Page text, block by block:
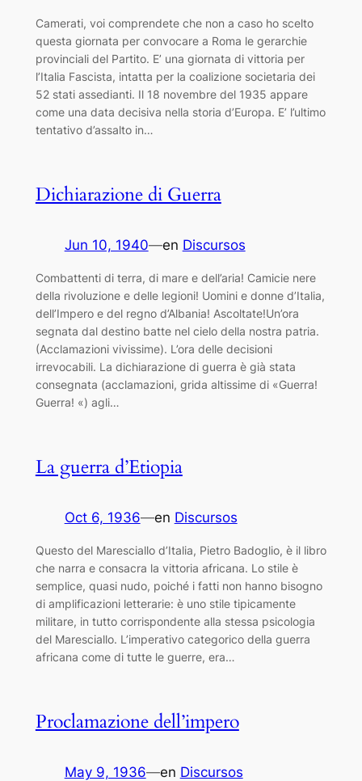
Camerati, voi comprendete che non a caso ho scelto
questa giornata per convocare a Roma le gerarchie
provinciali del Partito. E’ una giornata di vittoria per
l’Italia Fascista, intatta per la coalizione societaria dei
52 stati assedianti. Il 18 novembre del 1935 appare
come una data decisiva nella storia d’Europa. E’ l’ultimo
tentativo d’assalto in…
Dichiarazione di Guerra
Jun 10, 1940—en Discursos
Combattenti di terra, di mare e dell’aria! Camicie nere
della rivoluzione e delle legioni! Uomini e donne d’Italia,
dell’Impero e del regno d’Albania! Ascoltate!Un’ora
segnata dal destino batte nel cielo della nostra patria.
(Acclamazioni vivissime). L’ora delle decisioni
irrevocabili. La dichiarazione di guerra è già stata
consegnata (acclamazioni, grida altissime di «Guerra!
Guerra! «) agli…
La guerra d’Etiopia
Oct 6, 1936—en Discursos
Questo del Maresciallo d’Italia, Pietro Badoglio, è il libro
che narra e consacra la vittoria africana. Lo stile è
semplice, quasi nudo, poiché i fatti non hanno bisogno
di amplificazioni letterarie: è uno stile tipicamente
militare, in tutto corrispondente alla stessa psicologia
del Maresciallo. L’imperativo categorico della guerra
africana come di tutte le guerre, era…
Proclamazione dell’impero
May 9, 1936—en Discursos